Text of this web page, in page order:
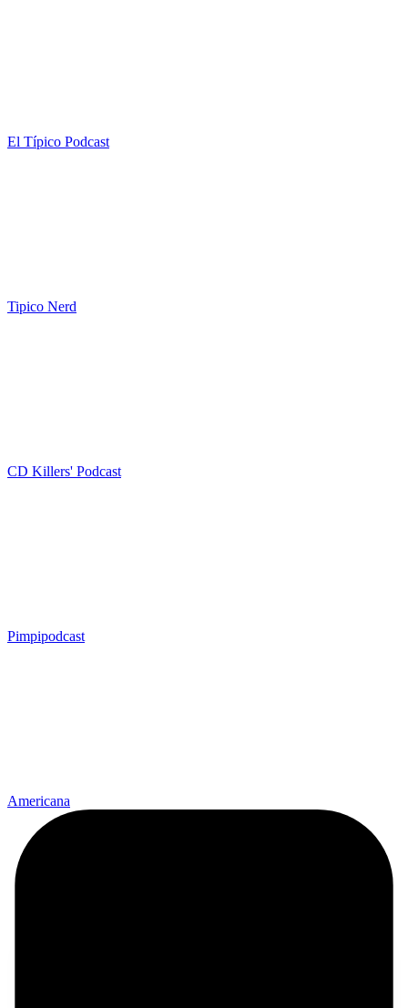
El Típico Podcast
Tipico Nerd
CD Killers' Podcast
Pimpipodcast
Americana